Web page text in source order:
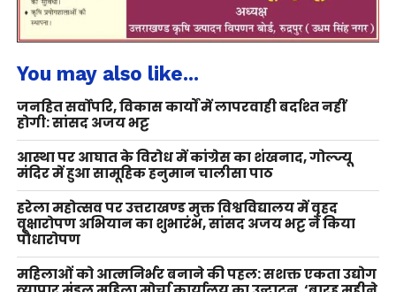
You may also like...
जनहित सर्वोपरि, विकास कार्यों में लापरवाही बर्दाश्त नहीं
होगी: सांसद अजय भट्ट
आस्था पर आघात के विरोध में कांग्रेस का शंखनाद, गोल्ज्यू
मंदिर में हुआ सामूहिक हनुमान चालीसा पाठ
हरेला महोत्सव पर उत्तराखण्ड मुक्त विश्वविद्यालय में वृहद
वृक्षारोपण अभियान का शुभारंभ, सांसद अजय भट्ट ने किया
पौधारोपण
महिलाओं को आत्मनिर्भर बनाने की पहल: सशक्त एकता उद्योग